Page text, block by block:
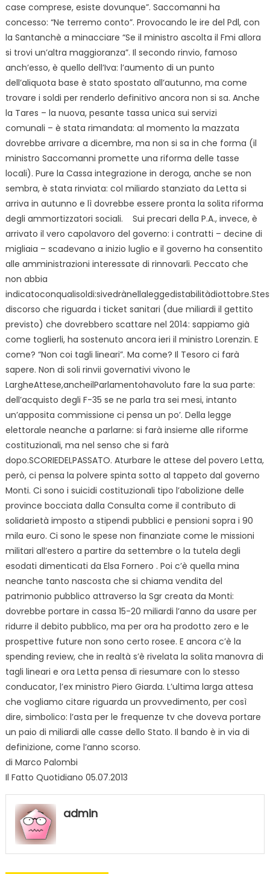
case comprese, esiste dovunque”. Saccomanni ha
concesso: “Ne terremo conto”. Provocando le ire del Pdl, con
la Santanchè a minacciare “Se il ministro ascolta il Fmi allora
si trovi un’altra maggioranza”. Il secondo rinvio, famoso
anch’esso, è quello dell’Iva: l’aumento di un punto
dell’aliquota base è stato spostato all’autunno, ma come
trovare i soldi per renderlo definitivo ancora non si sa. Anche
la Tares – la nuova, pesante tassa unica sui servizi
comunali – è stata rimandata: al momento la mazzata
dovrebbe arrivare a dicembre, ma non si sa in che forma (il
ministro Saccomanni promette una riforma delle tasse
locali). Pure la Cassa integrazione in deroga, anche se non
sembra, è stata rinviata: col miliardo stanziato da Letta si
arriva in autunno e lì dovrebbe essere pronta la solita riforma
degli ammortizzatori sociali. Sui precari della P.A., invece, è
arrivato il vero capolavoro del governo: i contratti – decine di
migliaia – scadevano a inizio luglio e il governo ha consentito
alle amministrazioni interessate di rinnovarli. Peccato che
non abbia
discorso che riguarda i ticket sanitari (due miliardi il gettito
previsto) che dovrebbero scattare nel 2014: sappiamo già
come toglierli, ha sostenuto ancora ieri il ministro Lorenzin. E
come? “Non coi tagli lineari”. Ma come? Il Tesoro ci farà
sapere. Non di soli rinvii governativi vivono le
LargheAttese,ancheilParlamentohavoluto fare la sua parte:
dell’acquisto degli F-35 se ne parla tra sei mesi, intanto
un’apposita commissione ci pensa un po’. Della legge
elettorale neanche a parlarne: si farà insieme alle riforme
costituzionali, ma nel senso che si farà
dopo.SCORIEDELPASSATO. Aturbare le attese del povero Letta,
però, ci pensa la polvere spinta sotto al tappeto dal governo
Monti. Ci sono i suicidi costituzionali tipo l’abolizione delle
province bocciata dalla Consulta come il contributo di
solidarietà imposto a stipendi pubblici e pensioni sopra i 90
mila euro. Ci sono le spese non finanziate come le missioni
militari all’estero a partire da settembre o la tutela degli
esodati dimenticati da Elsa Fornero . Poi c’è quella mina
neanche tanto nascosta che si chiama vendita del
patrimonio pubblico attraverso la Sgr creata da Monti:
dovrebbe portare in cassa 15-20 miliardi l’anno da usare per
ridurre il debito pubblico, ma per ora ha prodotto zero e le
prospettive future non sono certo rosee. E ancora c’è la
spending review, che in realtà s’è rivelata la solita manovra di
tagli lineari e ora Letta pensa di riesumare con lo stesso
conducator, l’ex ministro Piero Giarda. L’ultima larga attesa
che vogliamo citare riguarda un provvedimento, per così
dire, simbolico: l’asta per le frequenze tv che doveva portare
un paio di miliardi alle casse dello Stato. Il bando è in via di
definizione, come l’anno scorso.
di Marco Palombi
Il Fatto Quotidiano 05.07.2013
admin